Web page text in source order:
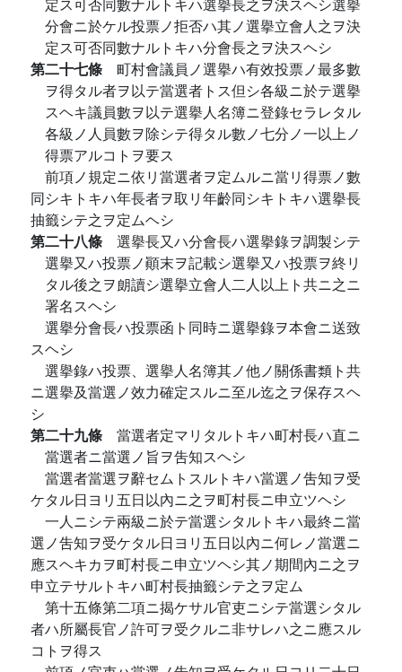
分會ニ於ケル投票ノ拒否ハ其ノ選擧立會人之ヲ決
定ス可否同數ナルトキハ分會長之ヲ決スヘシ
第二十七條 町村會議員ノ選擧ハ有效投票ノ最多數
ヲ得タル者ヲ以テ當選者トス但シ各級ニ於テ選擧
スヘキ議員數ヲ以テ選擧人名簿ニ登錄セラレタル
各級ノ人員數ヲ除シテ得タル數ノ七分ノ一以上ノ
得票アルコトヲ要ス
前項ノ規定ニ依リ當選者ヲ定ムルニ當リ得票ノ數
同シキトキハ年長者ヲ取リ年齡同シキトキハ選擧長
抽籤シテ之ヲ定ムヘシ
第二十八條 選擧長又ハ分會長ハ選擧錄ヲ調製シテ
選擧又ハ投票ノ顚末ヲ記載シ選擧又ハ投票ヲ終リ
タル後之ヲ朗讀シ選擧立會人二人以上ト共ニ之ニ
署名スヘシ
選擧分會長ハ投票函ト同時ニ選擧錄ヲ本會ニ送致
スヘシ
選擧錄ハ投票、選擧人名簿其ノ他ノ關係書類ト共
ニ選擧及當選ノ效力確定スルニ至ル迄之ヲ保存スヘ
シ
第二十九條 當選者定マリタルトキハ町村長ハ直ニ
當選者ニ當選ノ旨ヲ吿知スヘシ
當選者當選ヲ辭セムトスルトキハ當選ノ吿知ヲ受
ケタル日ヨリ五日以內ニ之ヲ町村長ニ申立ツヘシ
一人ニシテ兩級ニ於テ當選シタルトキハ最終ニ當
選ノ吿知ヲ受ケタル日ヨリ五日以內ニ何レノ當選ニ
應スヘキカヲ町村長ニ申立ツヘシ其ノ期間內ニ之ヲ
申立テサルトキハ町村長抽籤シテ之ヲ定ム
第十五條第二項ニ揭ケサル官吏ニシテ當選シタル
者ハ所屬長官ノ許可ヲ受クルニ非サレハ之ニ應スル
コトヲ得ス